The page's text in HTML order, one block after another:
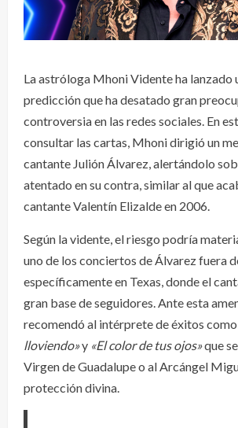
La astróloga Mhoni Vidente ha lanzado
predicción que ha desatado gran
controversia en las redes sociales. En
consultar las cartas, Mhoni dirigió un
cantante Julión Álvarez, alertándolo
atentado en su contra, similar al que
cantante Valentín Elizalde en 2006.
Según la vidente, el riesgo podría
uno de los conciertos de Álvarez fuera
específicamente en Texas, donde el
gran base de seguidores. Ante esta
recomendó al intérprete de éxitos como
lloviendo»y «El color de tus ojos»que
Virgen de Guadalupe o al Arcángel
protección divina.